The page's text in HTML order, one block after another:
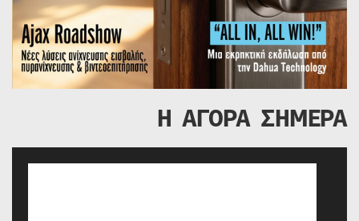
Η ΑΓΟΡΑ ΣΗΜΕΡΑ